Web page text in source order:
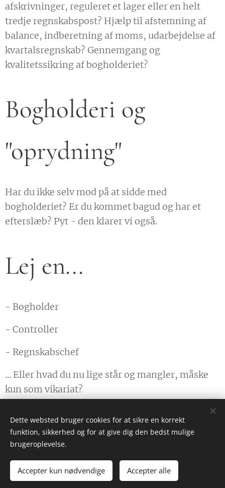
afskrivninger, reguleret et lager eller en helt
tredje regnskabspost? Hjælp til afstemning af
balance, indberetning af moms, udarbejdelse af
kvartalsregnskab? Gennemgang og
kvalitetssikring af bogholderiet?
Bogholderi og
"oprydning"
Har du ikke selv mod på at sidde med
bogholderiet? Er du kommet bagud og har et
efterslæb? Pyt - den klarer vi også.
Lej en...
- Bogholder
- Controller
- Regnskabschef
... Eller hvad du nu lige står og mangler, måske
kun som vikariat?
+45 6084 0680
info@kiss-regnskab.dk
Cookies
Dette websted bruger cookies for at sikre en korrekt
funktion, sikkerhed og for at give dig den bedst mulige
brugeroplevelse.
Accepter kun nødvendige Accepter alle